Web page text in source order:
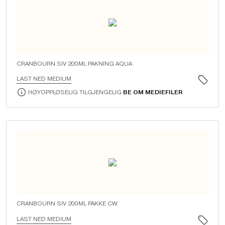
CRANBOURN SIV 200ML PAKNING AQUA
LAST NED MEDIUM
HØYOPPLØSELIG TILGJENGELIG BE OM MEDIEFILER
CRANBOURN SIV 200ML PAKKE CW
LAST NED MEDIUM